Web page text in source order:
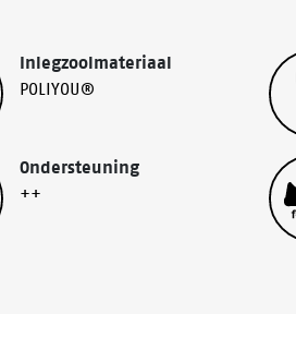
Inlegzoolmateriaal
POLIYOU®
Ondersteuning
++